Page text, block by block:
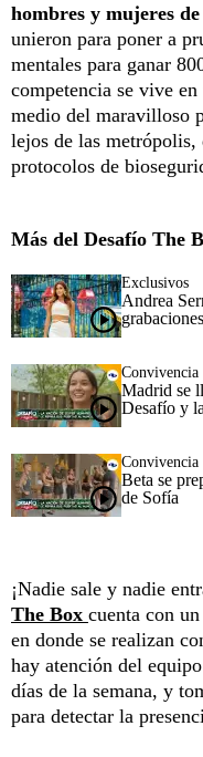
hombres y mujeres
unieron para poner a
mentales para ganar
competencia se vive
medio del maravilloso
lejos de las
protocolos de
Más del Desafío The
Exclusivos
Andrea
Convivencia
Madrid se
Desafío y
Convivencia
Beta se
de Sofía
¡Nadie sale y nadie
The Box cuenta con
en donde se realizan
hay atención del
días de la semana, y
para detectar la